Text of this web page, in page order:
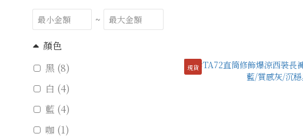
~
顏色
黑 (8)
白 (4)
藍 (4)
咖 (1)
現貨